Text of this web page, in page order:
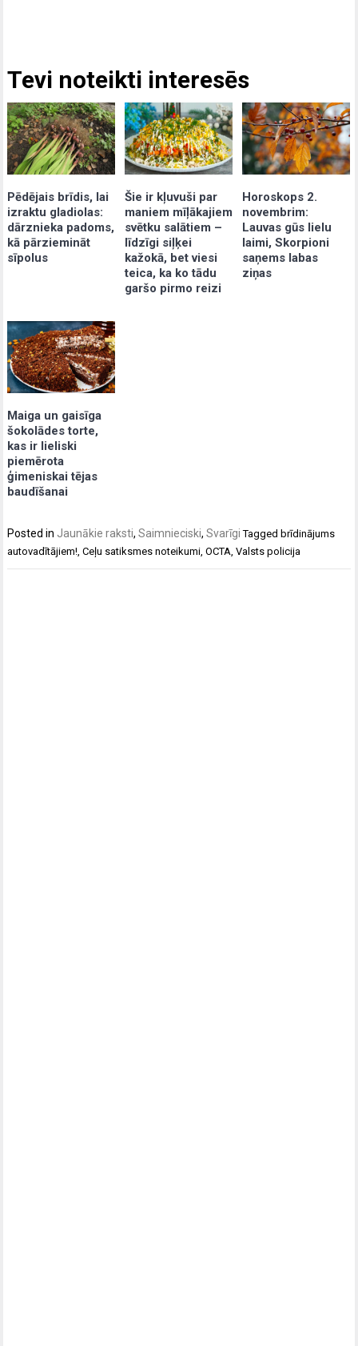
Tevi noteikti interesēs
Pēdējais brīdis, lai
izraktu gladiolas:
dārznieka padoms,
kā pārziemināt
sīpolus
Šie ir kļuvuši par
maniem mīļākajiem
svētku salātiem –
līdzīgi siļķei
kažokā, bet viesi
teica, ka ko tādu
garšo pirmo reizi
Horoskops 2.
novembrim:
Lauvas gūs lielu
laimi, Skorpioni
saņems labas
ziņas
Maiga un gaisīga
šokolādes torte,
kas ir lieliski
piemērota
ģimeniskai tējas
baudīšanai
Posted in Jaunākie raksti,Saimnieciski,Svarīgi Tagged brīdinājums
autovadītājiem! ,Ceļu satiksmes noteikumi ,OCTA ,Valsts policija